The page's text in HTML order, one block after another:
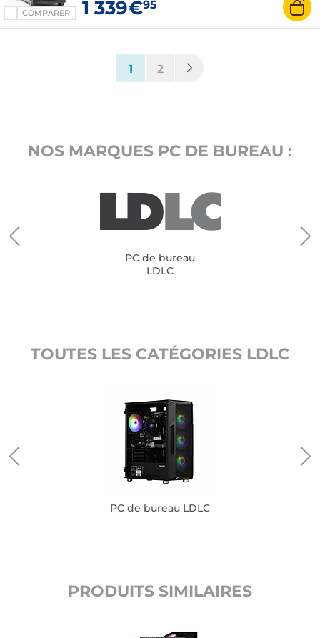
COMPARER 1 339€95
1 (current)
2
NOS MARQUES PC DE BUREAU :
PC de bureau
LDLC
TOUTES LES CATÉGORIES LDLC
PC de bureau LDLC
PRODUITS SIMILAIRES